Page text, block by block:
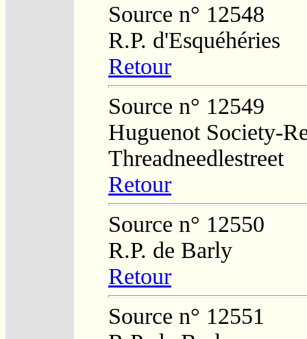
Source n° 12548
R.P. d'Esquéhéries
Retour
Source n° 12549
Huguenot Society-
Threadneedlestreet
Retour
Source n° 12550
R.P. de Barly
Retour
Source n° 12551